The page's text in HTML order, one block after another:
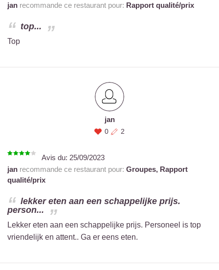
jan recommande ce restaurant pour: Rapport qualité/prix
top...
Top
jan
0 2
Avis du: 25/09/2023
jan recommande ce restaurant pour: Groupes, Rapport
qualité/prix
lekker eten aan een schappelijke prijs.
person...
Lekker eten aan een schappelijke prijs. Personeel is top
vriendelijk en attent.. Ga er eens eten.